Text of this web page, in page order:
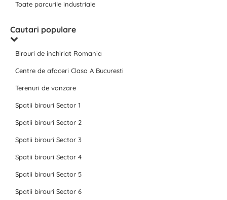
Toate parcurile industriale
Cautari populare
Birouri de inchiriat Romania
Centre de afaceri Clasa A Bucuresti
Terenuri de vanzare
Spatii birouri Sector 1
Spatii birouri Sector 2
Spatii birouri Sector 3
Spatii birouri Sector 4
Spatii birouri Sector 5
Spatii birouri Sector 6